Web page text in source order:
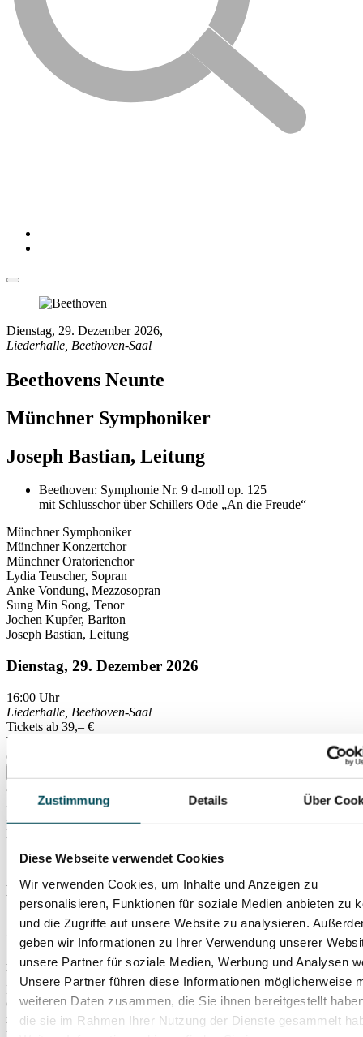
Zustimmung Details Über
Diese Webseite verwendet Cookies
Wir verwenden Cookies, um Inhalte und Anzeigen zu
personalisieren, Funktionen für soziale Medien anbieten zu
und die Zugriffe auf unsere Website zu analysieren.
geben wir Informationen zu Ihrer Verwendung unserer
unsere Partner für soziale Medien, Werbung und Analysen
Unsere Partner führen diese Informationen möglicherweise
weiteren Daten zusammen, die Sie ihnen bereitgestellt
die sie im Rahmen Ihrer Nutzung der Dienste gesammelt
Dienstag, 29. Dezember 2026,
Liederhalle, Beethoven-Saal
Beethovens Neunte
Münchner Symphoniker
Joseph Bastian, Leitung
Beethoven: Symphonie Nr. 9 d-moll op. 125
mit Schlusschor über Schillers Ode „An die Freude“
Münchner Symphoniker
Münchner Konzertchor
Münchner Oratorienchor
Lydia Teuscher, Sopran
Anke Vondung, Mezzosopran
Sung Min Song, Tenor
Jochen Kupfer, Bariton
Joseph Bastian, Leitung
Dienstag, 29. Dezember 2026
16:00 Uhr
Liederhalle, Beethoven-Saal
Tickets ab 39,– €
Ticket-Vorverkauf beendet – Restkarten ggf. an der Abendkasse
erhältlich
ab 39,– €
Preise (inkl. VVS )
pro Bestellung
Münchner Symphoniker
„Freude, schöner Götterfunken!“
Aus der Fülle ikonischer Werke Beethovens ragt eines besonders
hervor: die
9. Symphonie
, drei Jahre vor seinem Tod entstanden.
Mit ihrem Umfang und der Einbeziehung von Friedrich Schillers
Ode „An die Freude“ sprengte sie die Grenzen ihrer Zeit und wurde
zum Schlüsselwerk der symphonischen Entwicklung. Beethovens
überschwänglicher „Kuss an die ganze Welt“ verleiht auch heute